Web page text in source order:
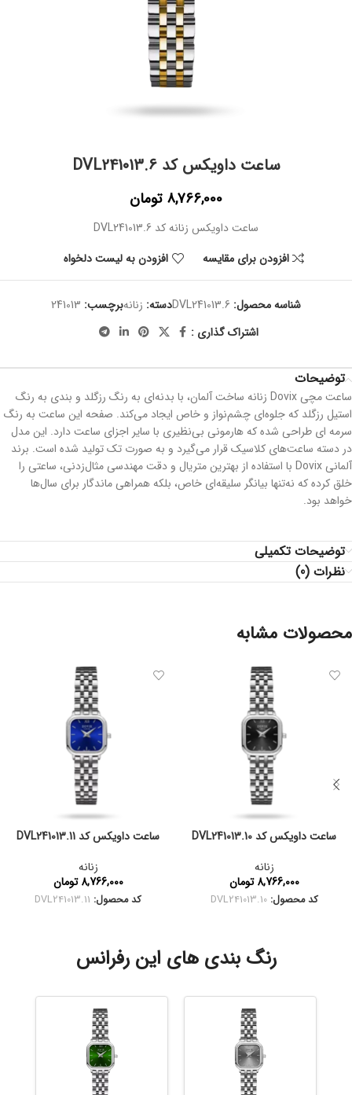
ساعت داویکس کد DVL241013.6
8,766,000 تومان
ساعت داویکس زنانه کد DVL241013.6
افزودن برای مقایسه
افزودن به لیست دلخواه
شناسه محصول: DVL241013.6دسته: زنانهبرچسب: 241013
اشتراک گذاری :
توضیحات
ساعت مچی Dovix زنانه ساخت آلمان، با بدنه‌ای به رنگ رزگلد و بندی به رنگ
استیل رزگلد که جلوه‌ای چشم‌نواز و خاص ایجاد می‌کند. صفحه این ساعت به رنگ
سرمه ای طراحی شده که هارمونی بی‌نظیری با سایر اجزای ساعت دارد. این مدل
در دسته ساعت‌های کلاسیک قرار می‌گیرد و به صورت تک تولید شده است. برند
آلمانی Dovix با استفاده از بهترین متریال و دقت مهندسی مثال‌زدنی، ساعتی را
خلق کرده که نه‌تنها بیانگر سلیقه‌ای خاص، بلکه همراهی ماندگار برای سال‌ها
خواهد بود.
توضیحات تکمیلی
نظرات (0)
محصولات مشابه
ساعت داویکس کد DVL241013.10
زنانه
8,766,000 تومان
کد محصول:DVL241013.10
ساعت داویکس کد DVL241013.11
زنانه
8,766,000 تومان
کد محصول: DVL241013.11
رنگ بندی های این رفرانس